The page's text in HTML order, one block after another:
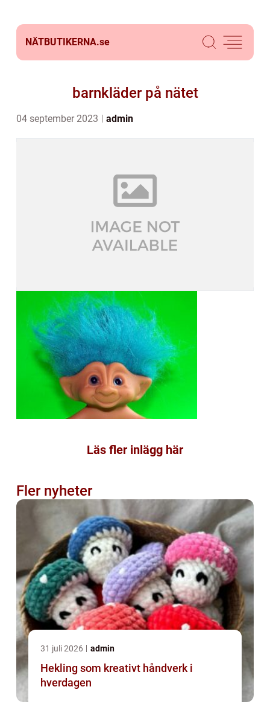
NÄTBUTIKERNA.se
barnkläder på nätet
04 september 2023 admin
Läs fler inlägg här
Fler nyheter
31 juli 2026 admin
Hekling som kreativt håndverk i
hverdagen